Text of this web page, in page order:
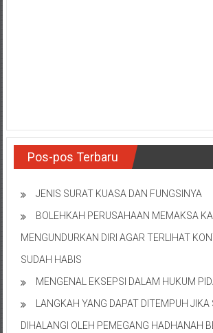
Kalimantan
Selatan/
Barat/
Timur/
Terdekat
Pos-pos Terbaru
JENIS SURAT KUASA DAN FUNGSINYA
BOLEHKAH PERUSAHAAN MEMAKSA
MENGUNDURKAN DIRI AGAR TERLIHAT
SUDAH HABIS
MENGENAL EKSEPSI DALAM HUKUM
LANGKAH YANG DAPAT DITEMPUH JIKA
DIHALANGI OLEH PEMEGANG HADHANAH